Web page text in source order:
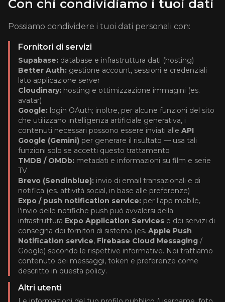
Con chi condividiamo i tuoi dati
Possiamo condividere i tuoi dati personali con:
Fornitori di servizi
Supabase: database e infrastruttura dati (hosting)
Better Auth: gestione account, sessioni e credenziali
lato applicazione server
Cloudinary: hosting e ottimizzazione immagini (es.
avatar)
Google: login OAuth; inoltre, per alcune funzioni del sito
che utilizzano intelligenza artificiale generativa, i
contenuti necessari possono essere inviati alle API
Google (Gemini) per generare il risultato — usa tali
funzioni solo se accetti questo trattamento
TMDB / OMDb: metadati e informazioni su film e serie
TV
Brevo (Sendinblue): invio di email transazionali e di
notifica (es. attività social, in base alle preferenze)
Expo / push notification service: per l'app mobile,
l'invio delle notifiche push può avvalersi della
infrastruttura Expo Application Services e dei servizi di
consegna dei fornitori di sistema (es. Apple Push
Notification service, Firebase Cloud Messaging /
Google) secondo le rispettive informative. Noi trattiamo
contenuto dei messaggi, token e preferenze come
descritto in questa policy.
Altri utenti